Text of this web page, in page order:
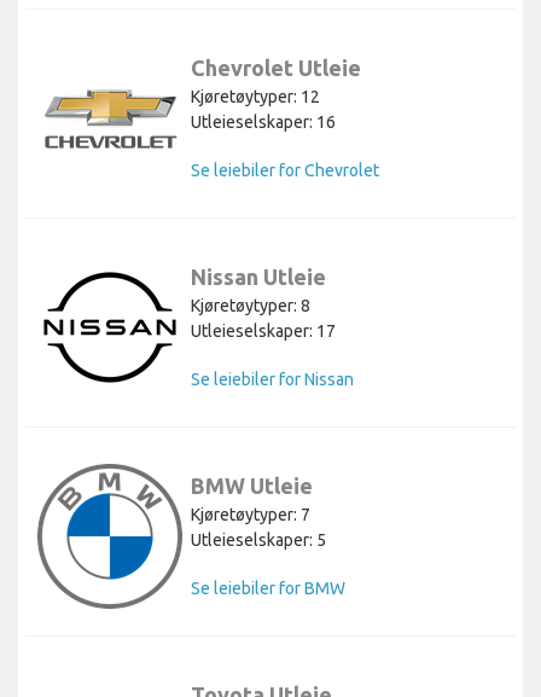
Chevrolet Utleie
Kjøretøytyper: 12
Utleieselskaper: 16
Se leiebiler for Chevrolet
Nissan Utleie
Kjøretøytyper: 8
Utleieselskaper: 17
Se leiebiler for Nissan
BMW Utleie
Kjøretøytyper: 7
Utleieselskaper: 5
Se leiebiler for BMW